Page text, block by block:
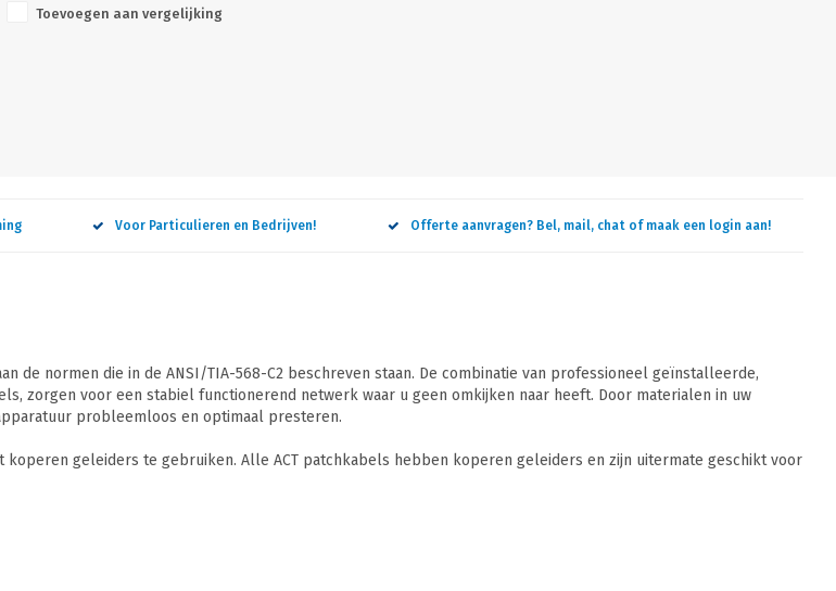
Toevoegen aan vergelijking
Voor Particulieren en Bedrijven! Offerte aanvragen? Bel, mail, chat of maak een login aan!
de normen die in de ANSI/TIA-568-C2 beschreven staan. De combinatie van professioneel geïnstalleerde,
zorgen voor een stabiel functionerend netwerk waar u geen omkijken naar heeft. Door materialen in uw
probleemloos en optimaal presteren.
geleiders te gebruiken. Alle ACT patchkabels hebben koperen geleiders en zijn uitermate geschikt voor